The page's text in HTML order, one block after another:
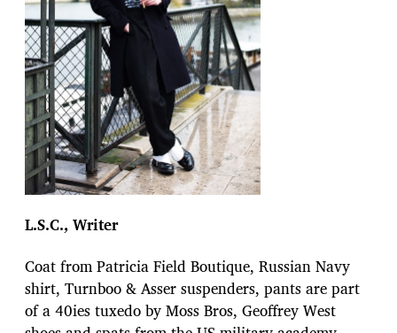
L.S.C., Writer
Coat from Patricia Field Boutique, Russian Navy
shirt, Turnboo & Asser suspenders, pants are part
of a 40ies tuxedo by Moss Bros, Geoffrey West